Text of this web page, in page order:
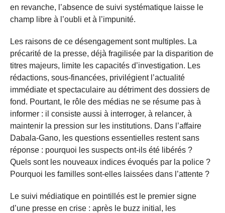
en revanche, l’absence de suivi systématique laisse le
champ libre à l’oubli et à l’impunité.
Les raisons de ce désengagement sont multiples. La
précarité de la presse, déjà fragilisée par la disparition de
titres majeurs, limite les capacités d’investigation. Les
rédactions, sous-financées, privilégient l’actualité
immédiate et spectaculaire au détriment des dossiers de
fond. Pourtant, le rôle des médias ne se résume pas à
informer : il consiste aussi à interroger, à relancer, à
maintenir la pression sur les institutions. Dans l’affaire
Dabala-Gano, les questions essentielles restent sans
réponse : pourquoi les suspects ont-ils été libérés ?
Quels sont les nouveaux indices évoqués par la police ?
Pourquoi les familles sont-elles laissées dans l’attente ?
Le suivi médiatique en pointillés est le premier signe
d’une presse en crise : après le buzz initial, les